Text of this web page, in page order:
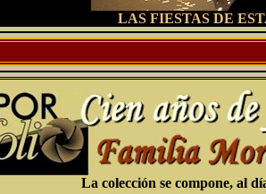
LAS FIESTAS DE
La colección se compone, al